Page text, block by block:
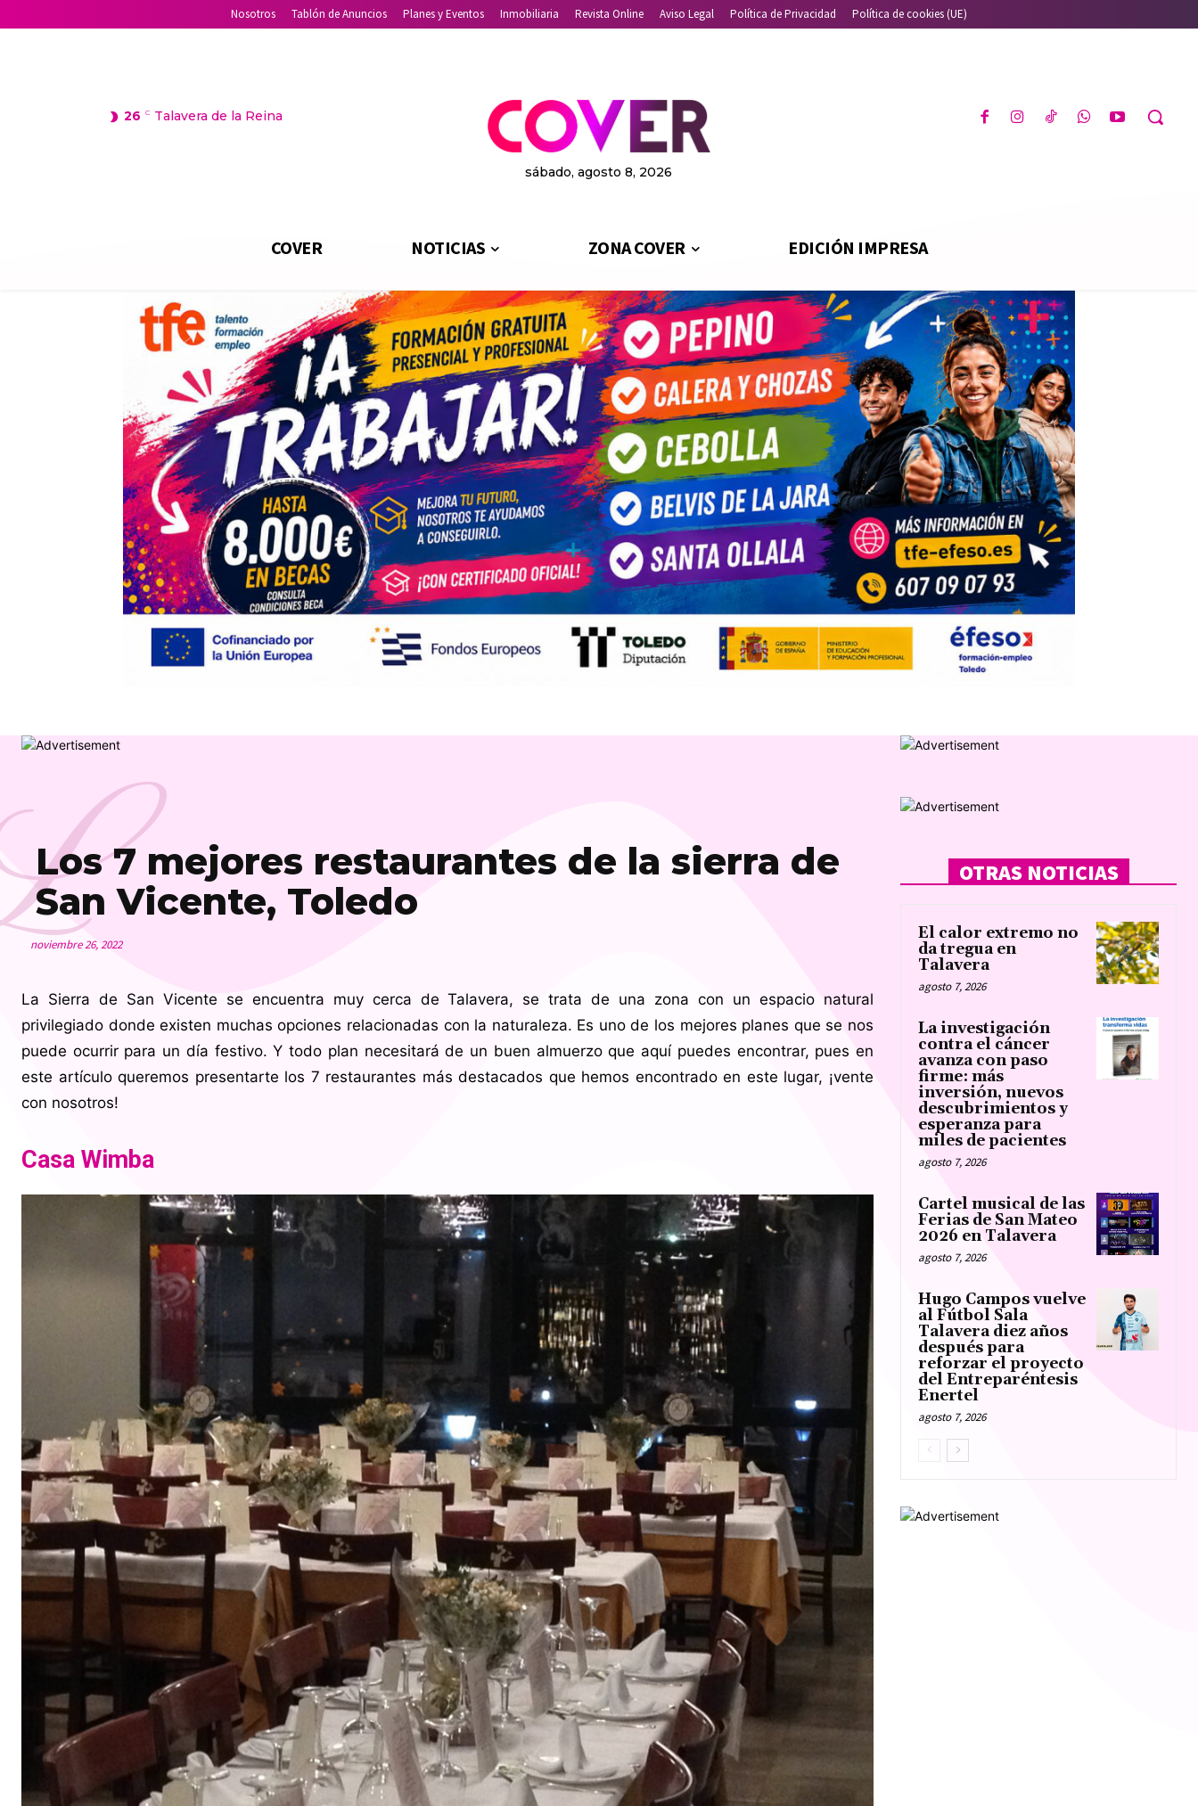
Nosotros Tablón de Anuncios Planes y Eventos Inmobiliaria Revista Online Aviso Legal Política de Privacidad Política de cookies (UE)
26 C Talavera de la Reina
sábado, agosto 8, 2026
COVER NOTICIAS ZONA COVER EDICIÓN IMPRESA
Los 7 mejores restaurantes de la sierra de
San Vicente, Toledo
noviembre 26, 2022
La Sierra de San Vicente se encuentra muy cerca de Talavera, se trata de una zona con un espacio natural
privilegiado donde existen muchas opciones relacionadas con la naturaleza. Es uno de los mejores planes que se nos
puede ocurrir para un día festivo. Y todo plan necesitará de un buen almuerzo que aquí puedes encontrar, pues en
este artículo queremos presentarte los 7 restaurantes más destacados que hemos encontrado en este lugar, ¡vente
con nosotros!
Casa Wimba
OTRAS NOTICIAS
El calor extremo no
da tregua en
Talavera
agosto 7, 2026
La investigación
contra el cáncer
avanza con paso
firme: más
inversión, nuevos
descubrimientos y
esperanza para
miles de pacientes
agosto 7, 2026
Cartel musical de las
Ferias de San Mateo
2026 en Talavera
agosto 7, 2026
Hugo Campos vuelve
al Fútbol Sala
Talavera diez años
después para
reforzar el proyecto
del Entreparéntesis
Enertel
agosto 7, 2026